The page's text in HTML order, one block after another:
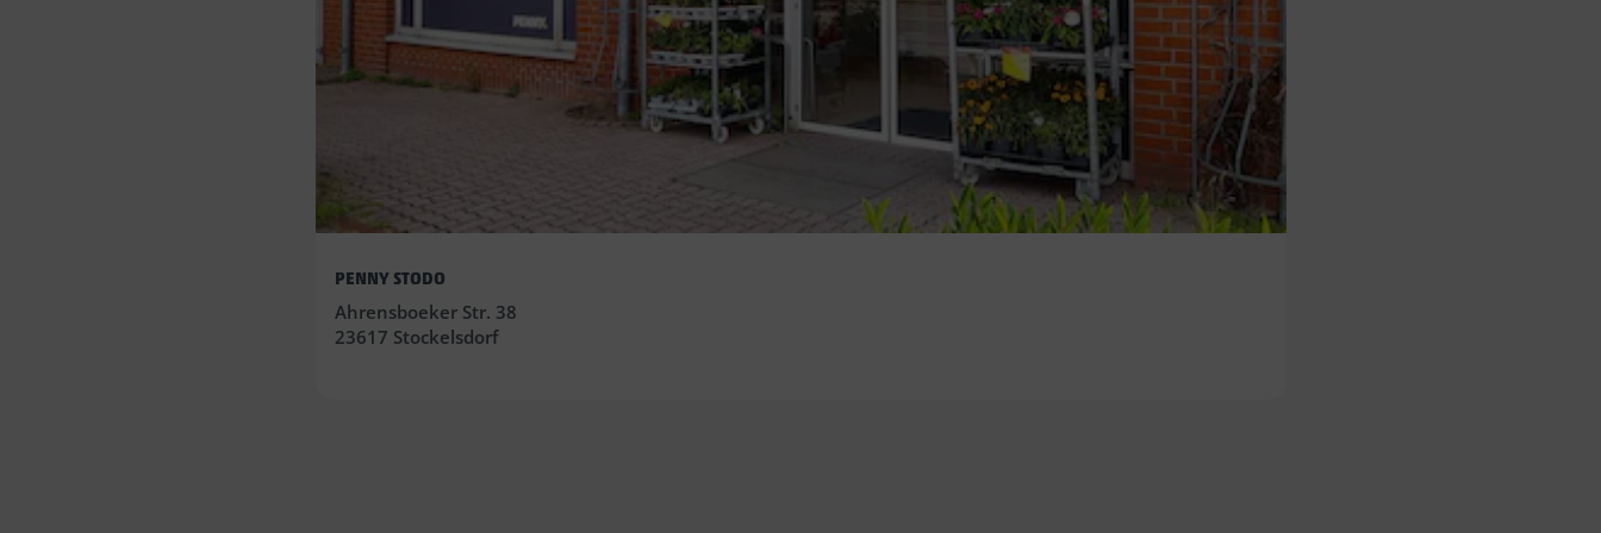
PENNY STODO
Ahrensboeker Str. 38
23617 Stockelsdorf